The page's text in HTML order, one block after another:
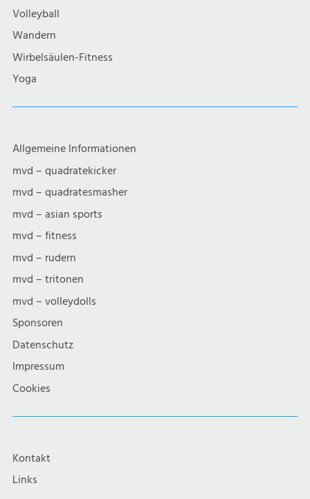
Volleyball
Wandern
Wirbelsäulen-Fitness
Yoga
Allgemeine Informationen
mvd – quadratekicker
mvd – quadratesmasher
mvd – asian sports
mvd – fitness
mvd – rudern
mvd – tritonen
mvd – volleydolls
Sponsoren
Datenschutz
Impressum
Cookies
Kontakt
Links